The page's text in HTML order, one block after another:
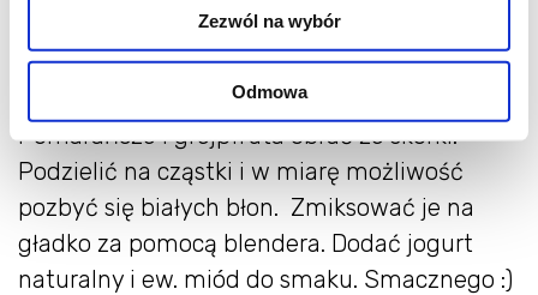
Zezwól na wybór
Odmowa
Pomarańcze i grejpfruta obrać ze skórki.
Podzielić na cząstki i w miarę możliwość
pozbyć się białych błon. Zmiksować je na
gładko za pomocą blendera. Dodać jogurt
naturalny i ew. miód do smaku. Smacznego :)